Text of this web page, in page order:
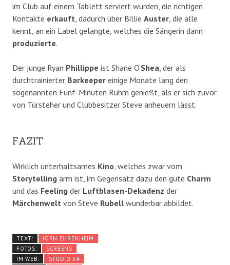
im Club auf einem Tablett serviert wurden, die richtigen
Kontakte erkauft, dadurch über Billie Auster, die alle
kennt, an ein Label gelangte, welches die Sängerin dann
produzierte.
Der junge Ryan Phillippe ist Shane O‘Shea, der als
durchtrainierter Barkeeper einige Monate lang den
sogenannten Fünf-Minuten Ruhm genießt, als er sich zuvor
von Türsteher und Clubbesitzer Steve anheuern lässt.
FAZIT
Wirklich unterhaltsames Kino, welches zwar vom
Storytelling arm ist, im Gegensatz dazu den gute Charm
und das Feeling der Luftblasen-Dekadenz der
Märchenwelt von Steve Rubell wunderbar abbildet.
TEXT:
JÖRN EHRENHEIM
FOTOS:
SCREENS
IM WEB:
STUDIO 54